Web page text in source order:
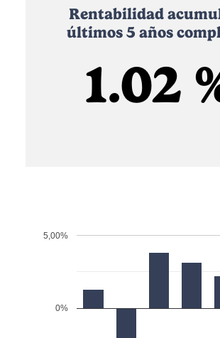
Rentabilidad
últimos 5 años
1.02
0%
5,00%